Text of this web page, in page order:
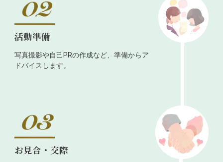
活動準備
写真撮影や自己PRの作成など、準備からア
ドバイスします。
お見合・交際